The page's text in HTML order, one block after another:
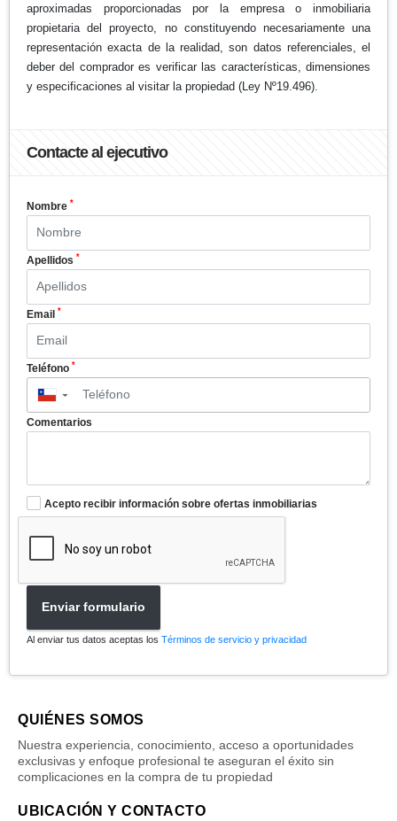
aproximadas proporcionadas por la empresa o inmobiliaria
propietaria del proyecto, no constituyendo necesariamente una
representación exacta de la realidad, son datos referenciales, el
deber del comprador es verificar las características, dimensiones
y especificaciones al visitar la propiedad (Ley Nº19.496).
Contacte al ejecutivo
Nombre *
Apellidos *
Email *
Teléfono *
▼
Comentarios
Acepto recibir información sobre ofertas inmobiliarias
Enviar formulario
Al enviar tus datos aceptas los Términos de servicio y privacidad
QUIÉNES SOMOS
Nuestra experiencia, conocimiento, acceso a oportunidades
exclusivas y enfoque profesional te aseguran el éxito sin
complicaciones en la compra de tu propiedad
UBICACIÓN Y CONTACTO